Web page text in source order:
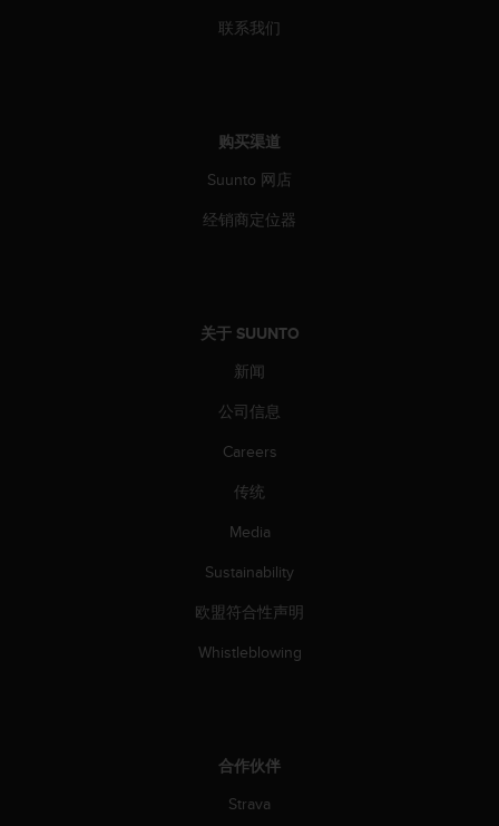
联系我们
购买渠道
Suunto 网店
经销商定位器
关于 SUUNTO
新闻
公司信息
Careers
传统
Media
Sustainability
欧盟符合性声明
Whistleblowing
合作伙伴
Strava